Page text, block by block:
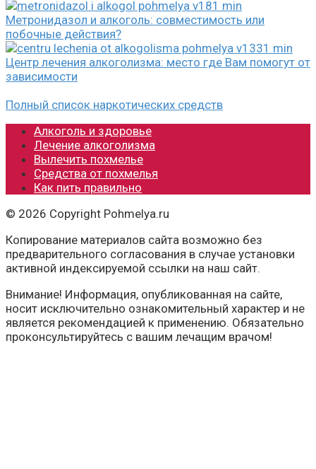
Метронидазол и алкоголь: совместимость или
побочные действия?
Центр лечения алкоголизма: место где Вам помогут от
зависимости
Полный список наркотических средств
Алкоголь и здоровье
Лечение алкоголизма
Вылечить похмелье
Средства от похмелья
Как пить правильно
© 2026 Copyright Pohmelya.ru
Копирование материалов сайта возможно без
предварительного согласования в случае установки
активной индексируемой ссылки на наш сайт.
Внимание! Информация, опубликованная на сайте,
носит исключительно ознакомительный характер и не
является рекомендацией к применению. Обязательно
проконсультируйтесь с вашим лечащим врачом!